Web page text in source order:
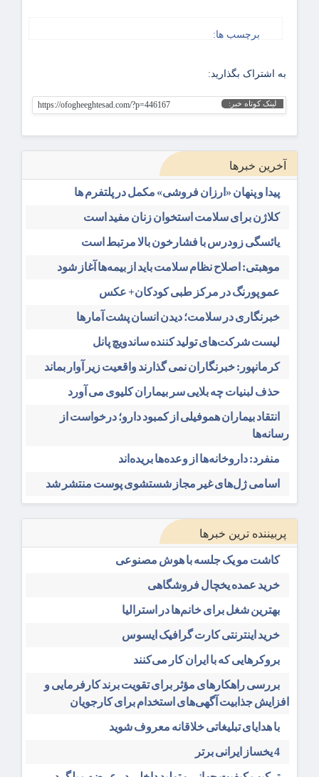
برچسب ها:
به اشتراک بگذارید:
لینک کوتاه خبر: https://ofogheeghtesad.com/?p=446167
آخرین خبرها
پیدا و پنهان «ارزان فروشی» مکمل در پلتفرم ها
کلاژن برای سلامت استخوان زنان مفید است
یائسگی زودرس با فشارخون بالا مرتبط است
موهبتی: اصلاح نظام سلامت باید از بیمه‌ها آغاز شود
عمو پورنگ در مرکز طبی کودکان+ عکس
خبرنگاری در سلامت؛ دیدن انسان پشت آمارها
لیست شرکت‌های تولید کننده ساندویچ پانل
کرمانپور: خبرنگاران نمی گذارند واقعیت زیر آوار بماند
حذف لبنیات چه بلایی سر بیماران کلیوی می آورد
انتقاد بیماران هموفیلی از کمبود دارو؛ درخواست از
رسانه‌ها
منفرد: داروخانه‌ها از وعده‌ها بریده‌اند
اسامی ژل‌های غیر مجاز شستشوی پوست منتشر شد
پربیننده ترین خبرها
کاشت مو یک جلسه با هوش مصنوعی
خرید عمده یخچال فروشگاهی
بهترین شغل برای خانم‌ها در استرالیا
خرید اینترنتی کارت گرافیک ایسوس
بروکرهایی‌ که با ایران کار می‌کنند
بررسی راهکارهای مؤثر برای تقویت برند کارفرمایی و
افزایش جذابیت آگهی‌های استخدام برای کارجویان
با هدایای تبلیغاتی خلاقانه معروف شوید
4 یخساز ایرانی برتر